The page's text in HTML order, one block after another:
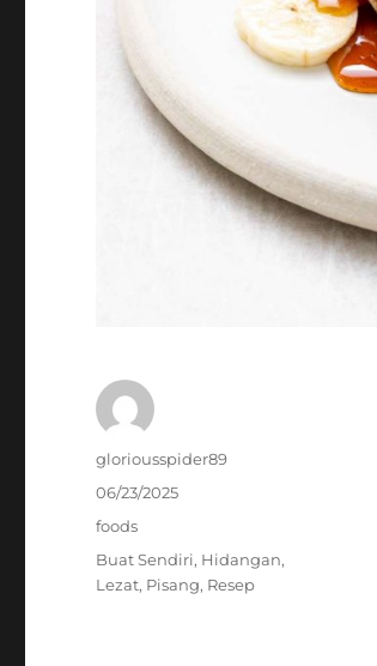
Author
gloriousspider89
Posted
on
06/23/2025
Categories
foods
Tags
Buat Sendiri, Hidangan,
Lezat, Pisang, Resep